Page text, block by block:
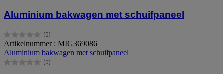
Aluminium bakwagen met schuifpaneel
(0)
0.0
van
de
5
Artikelnummer : MIG369086
Aluminium bakwagen met schuifpaneel
(0)
0.0